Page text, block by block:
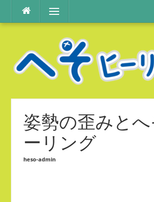
テ
メニュー
姿勢の歪みとへ
ーリング
heso-admin